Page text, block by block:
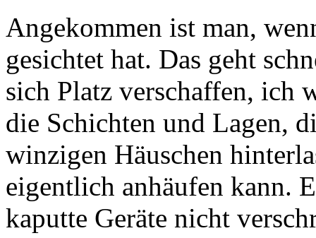
Angekommen ist man,
gesichtet hat. Das geht
sich Platz verschaffen, ich
die Schichten und Lagen,
winzigen Häuschen
eigentlich anhäufen kann.
kaputte Geräte nicht